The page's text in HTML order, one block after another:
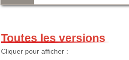
Toutes les versions
Cliquer pour afficher :